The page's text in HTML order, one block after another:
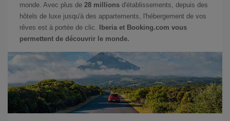
monde. Avec plus de 28 millions d'établissements, depuis des
hôtels de luxe jusqu'à des appartements, l'hébergement de vos
rêves est à portée de clic.
Iberia et Booking.com vous
permettent de découvrir le monde.